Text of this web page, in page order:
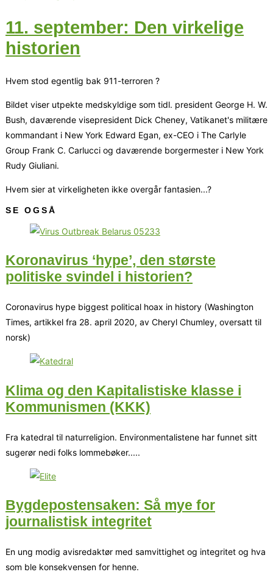
11. september: Den virkelige
historien
Hvem stod egentlig bak 911-terroren ?
Bildet viser utpekte medskyldige som tidl. president George H. W.
Bush, daværende visepresident Dick Cheney, Vatikanet's militære
kommandant i New York Edward Egan, ex-CEO i The Carlyle
Group Frank C. Carlucci og daværende borgermester i New York
Rudy Giuliani.
Hvem sier at virkeligheten ikke overgår fantasien...?
SE OGSÅ
Koronavirus ‘hype’, den største
politiske svindel i historien?
Coronavirus hype biggest political hoax in history (Washington
Times, artikkel fra 28. april 2020, av Cheryl Chumley, oversatt til
norsk)
Klima og den Kapitalistiske klasse i
Kommunismen (KKK)
Fra katedral til naturreligion. Environmentalistene har funnet sitt
sugerør nedi folks lommebøker.....
Bygdepostensaken: Så mye for
journalistisk integritet
En ung modig avisredaktør med samvittighet og integritet og hva
som ble konsekvensen for henne.